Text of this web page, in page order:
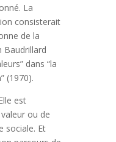
La
consisterait
de la
Baudrillard
dans “la
(1970).
est
ou de
sociale. Et